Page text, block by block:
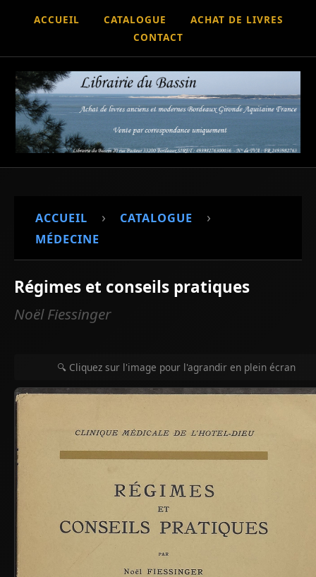
ACCUEIL CATALOGUE
ACHAT DE LIVRES
CONTACT
ACCUEIL › CATALOGUE ›
MÉDECINE
Régimes et conseils pratiques
Noël Fiessinger
🔍 Cliquez sur l'image pour l'agrandir en plein écran